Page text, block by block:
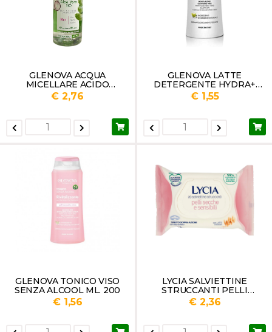
GLENOVA ACQUA
MICELLARE ACIDO
IALURONICO E ALOE VERA
ML. 400
€ 2,76
GLENOVA LATTE
DETERGENTE HYDRA+
ML.200
€ 1,55
GLENOVA TONICO VISO
SENZA ALCOOL ML. 200
€ 1,56
LYCIA SALVIETTINE
STRUCCANTI PELLI
SENSIBILI PZ.20
€ 2,36